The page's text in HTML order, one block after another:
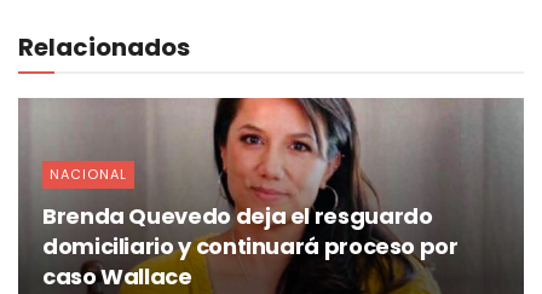
Relacionados
NACIONAL
Brenda Quevedo deja el resguardo
domiciliario y continuará proceso por
caso Wallace